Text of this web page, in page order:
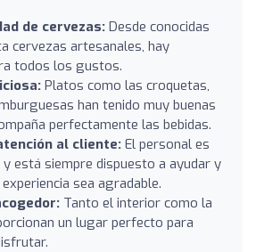
de cervezas:Desde conocidas
cervezas artesanales, hay
todos los gustos.
Platos como las croquetas,
han tenido muy buenas
perfectamente las bebidas.
al cliente: El personal es
está siempre dispuesto a ayudar y
sea agradable.
Tanto el interior como la
un lugar perfecto para